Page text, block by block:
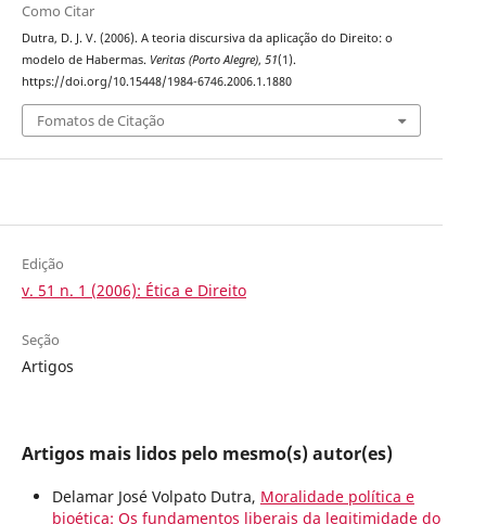
Como Citar
Dutra, D. J. V. (2006). A teoria discursiva da aplicação do Direito: o
modelo de Habermas. Veritas (Porto Alegre), 51(1).
https://doi.org/10.15448/1984-6746.2006.1.1880
Fomatos de Citação
Edição
v. 51 n. 1 (2006): Ética e Direito
Seção
Artigos
Artigos mais lidos pelo mesmo(s) autor(es)
Delamar José Volpato Dutra, Moralidade política e
bioética: Os fundamentos liberais da legitimidade do